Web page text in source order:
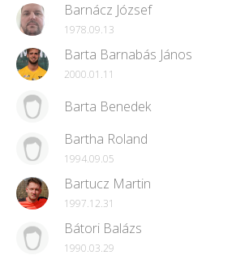
Barnácz József
1978.09.13
Barta Barnabás János
2000.01.11
Barta Benedek
Bartha Roland
1994.09.05
Bartucz Martin
1997.12.31
Bátori Balázs
1990.03.29